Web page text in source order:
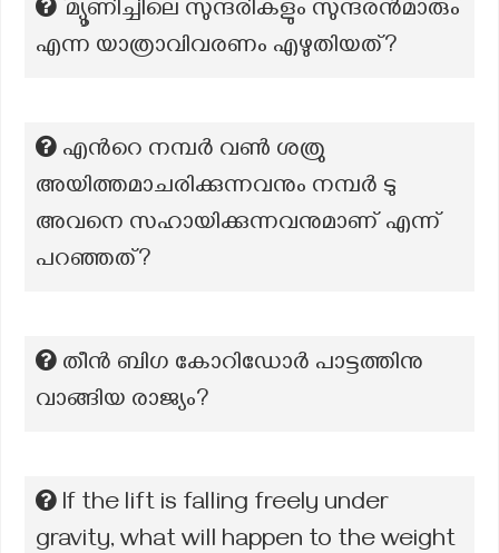
‘മ്യൂണിച്ചിലെ സുന്ദരികളും സുന്ദരൻമാരും’
എന്ന യാത്രാവിവരണം എഴുതിയത്?
എന്‍റെ നമ്പർ വൺ ശത്രു
അയിത്തമാചരിക്കുന്നവനും നമ്പർ ടു
അവനെ സഹായിക്കുന്നവനുമാണ് എന്ന്
പറഞ്ഞത്?
തീൻ ബിഗ കോറിഡോർ പാട്ടത്തിനു
വാങ്ങിയ രാജ്യം?
If the lift is falling freely under
gravity, what will happen to the weight